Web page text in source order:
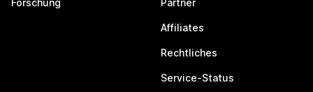
Forschung Partner
Affiliates
Rechtliches
Service-Status